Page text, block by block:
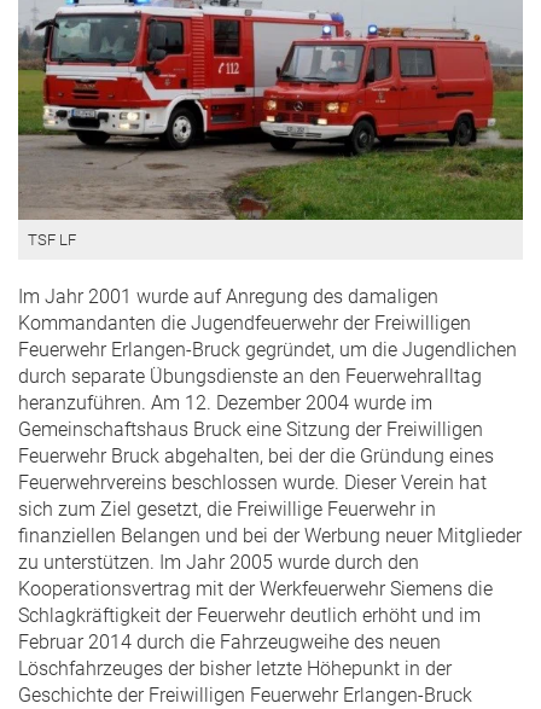
TSF LF
Im Jahr 2001 wurde auf Anregung des damaligen
Kommandanten die Jugendfeuerwehr der Freiwilligen
Feuerwehr Erlangen-Bruck gegründet, um die Jugendlichen
durch separate Übungsdienste an den Feuerwehralltag
heranzuführen. Am 12. Dezember 2004 wurde im
Gemeinschaftshaus Bruck eine Sitzung der Freiwilligen
Feuerwehr Bruck abgehalten, bei der die Gründung eines
Feuerwehrvereins beschlossen wurde. Dieser Verein hat
sich zum Ziel gesetzt, die Freiwillige Feuerwehr in
finanziellen Belangen und bei der Werbung neuer Mitglieder
zu unterstützen. Im Jahr 2005 wurde durch den
Kooperationsvertrag mit der Werkfeuerwehr Siemens die
Schlagkräftigkeit der Feuerwehr deutlich erhöht und im
Februar 2014 durch die Fahrzeugweihe des neuen
Löschfahrzeuges der bisher letzte Höhepunkt in der
Geschichte der Freiwilligen Feuerwehr Erlangen-Bruck